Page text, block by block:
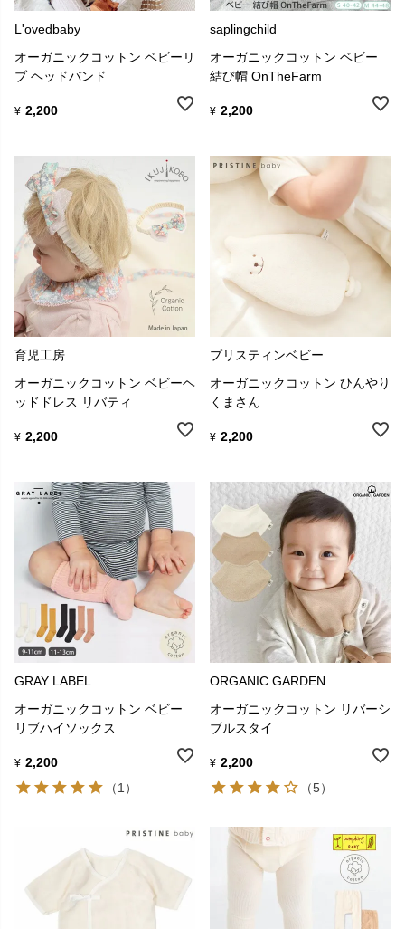
L'ovedbaby
オーガニックコットン ベビーリ
ブ ヘッドバンド
¥ 2,200
saplingchild
オーガニックコットン ベビー
結び帽 OnTheFarm
¥ 2,200
育児工房
オーガニックコットン ベビーヘ
ッドドレス リバティ
¥ 2,200
プリスティンベビー
オーガニックコットン ひんやり
くまさん
¥ 2,200
GRAY LABEL
オーガニックコットン ベビー
リブハイソックス
¥ 2,200
（1）
ORGANIC GARDEN
オーガニックコットン リバーシ
ブルスタイ
¥ 2,200
（5）